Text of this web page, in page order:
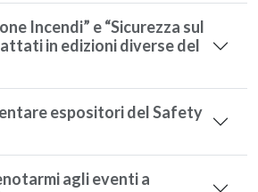
Incendi” e “Sicurezza sul
in edizioni diverse del
espositori del Safety
agli eventi a